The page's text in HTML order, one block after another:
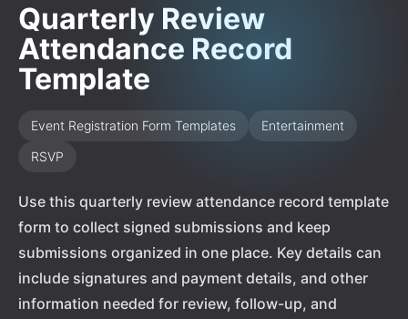
Quarterly Review
Attendance Record
Template
Event Registration Form Templates
Entertainment
RSVP
Use this quarterly review attendance record template
form to collect signed submissions and keep
submissions organized in one place. Key details can
include signatures and payment details, and other
information needed for review, follow-up, and